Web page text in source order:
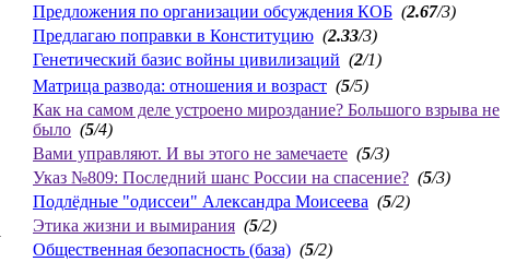
Предложения по организации обсуждения КОБ (2.67/3)
Предлагаю поправки в Конституцию (2.33/3)
Генетический базис войны цивилизаций (2/1)
Матрица развода: отношения и возраст (5/5)
Как на самом деле устроено мироздание? Большого взрыва не
было (5/4)
Вами управляют. И вы этого не замечаете (5/3)
Указ №809: Последний шанс России на спасение? (5/3)
Подлёдные "одиссеи" Александра Моисеева (5/2)
Этика жизни и вымирания (5/2)
Общественная безопасность (база) (5/2)